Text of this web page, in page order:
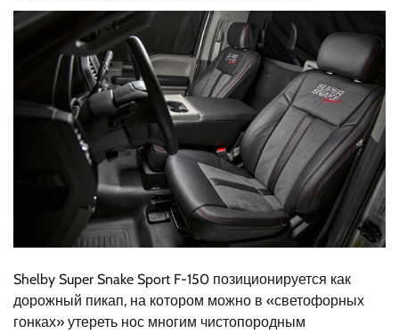
Shelby Super Snake Sport F-150 позиционируется как
дорожный пикап, на котором можно в «светофорных
гонках» утереть нос многим чистопородным